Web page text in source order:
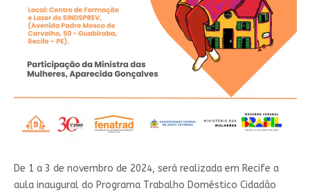
De 1 a 3 de novembro de 2024, será realizada em Recife a
aula inaugural do Programa Trabalho Doméstico Cidadão